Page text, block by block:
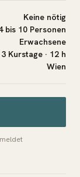
Keine nötig
bis 10 Personen
Erwachsene
3 Kurstage · 12 h
Wien